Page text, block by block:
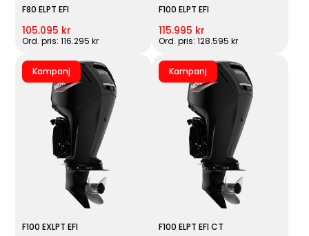
F80 ELPT EFI
105.095 kr
Ord. pris: 116.295 kr
F100 ELPT EFI
115.995 kr
Ord. pris: 128.595 kr
Kampanj
F100 EXLPT EFI
Kampanj
F100 ELPT EFI CT